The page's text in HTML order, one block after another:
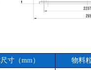
寸（mm）
物料